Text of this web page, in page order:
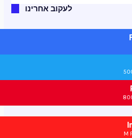
לעקוב אחרינו